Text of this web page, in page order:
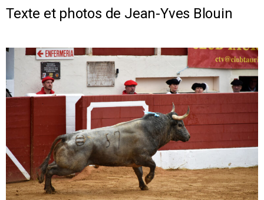
Texte et photos de Jean-Yves Blouin